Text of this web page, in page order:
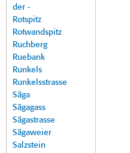
der -
Rotspitz
Rotwandspitz
Ruchberg
Ruebank
Runkels
Runkelsstrasse
Säga
Sägagass
Sägastrasse
Sägaweier
Salzstein